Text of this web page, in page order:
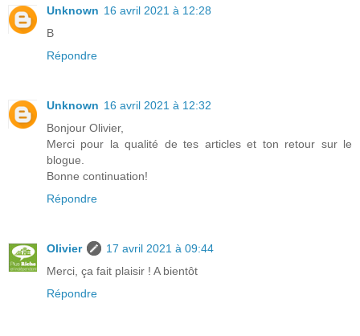
Unknown 16 avril 2021 à 12:28
B
Répondre
Unknown 16 avril 2021 à 12:32
Bonjour Olivier,
Merci pour la qualité de tes articles et ton retour sur le
blogue.
Bonne continuation!
Répondre
Olivier
17 avril 2021 à 09:44
Merci, ça fait plaisir ! A bientôt
Répondre